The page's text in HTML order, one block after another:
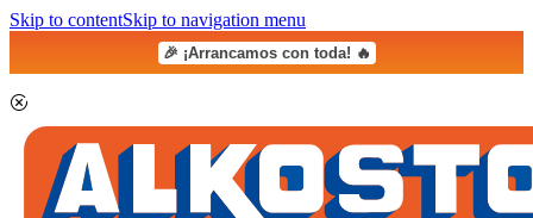
Skip to contentSkip to navigation menu
🎉 ¡Arrancamos con toda! 🔥